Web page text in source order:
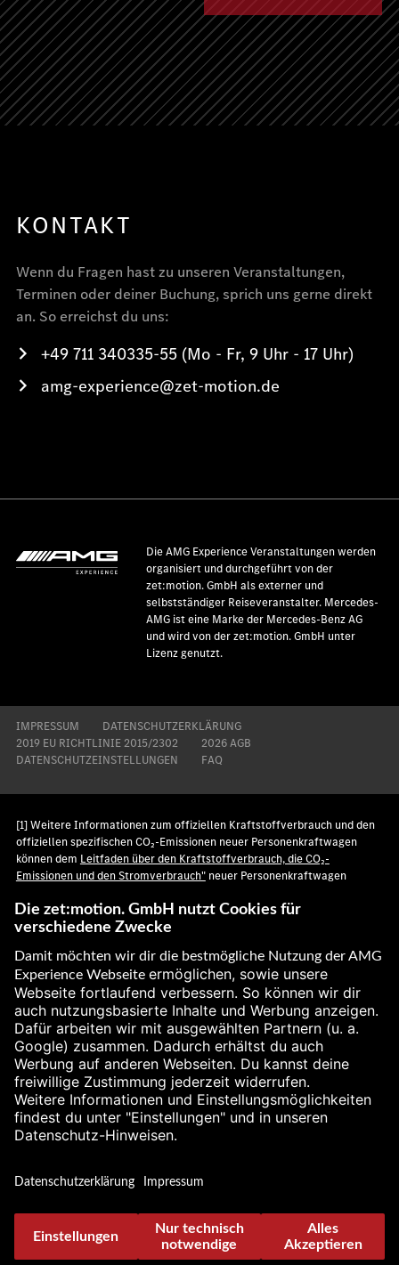
KONTAKT
Wenn du Fragen hast zu unseren Veranstaltungen,
Terminen oder deiner Buchung, sprich uns gerne direkt
an. So erreichst du uns:
+49 711 340335-55 (Mo - Fr, 9 Uhr - 17 Uhr)
amg-experience@zet-motion.de
Die AMG Experience Veranstaltungen werden
organisiert und durchgeführt von der
zet:motion. GmbH als externer und
selbstständiger Reiseveranstalter. Mercedes-
AMG ist eine Marke der Mercedes-Benz AG
und wird von der zet:motion. GmbH unter
Lizenz genutzt.
IMPRESSUM
DATENSCHUTZERKLÄRUNG
2019 EU RICHTLINIE 2015/2302
2026 AGB
DATENSCHUTZEINSTELLUNGEN
FAQ
[1] Weitere Informationen zum offiziellen Kraftstoffverbrauch und den
offiziellen spezifischen CO₂-Emissionen neuer Personenkraftwagen
können dem Leitfaden über den Kraftstoffverbrauch, die CO₂-
Emissionen und den Stromverbrauch"neuer Personenkraftwagen
Automobil Treuhand GmbH unterwww.dat.deunentgeltlich erhältlich
ist.
[2] Gemäß WLTP. Technische Angaben zu Verbrauch, Reichweite,
Leistung, Drehmoment, Rekuperation sowie Fahrleistungen in dieser
Veröffentlichung sind vorläufig und wurden intern nach Maßgabe der
jeweils anwendbaren Zertifizierungsmethode ermittelt. Es liegen
bislang weder bestätigte Werte vom TÜV noch eine EG-Typgenehmigung
noch eine Konformitätsbescheinigung mit amtlichen Werten vor.
Abweichungen zwischen den Angaben und den amtlichen Werten sind
möglich.
[3] Technische Angaben zu Leistung, Drehmoment, Fahrleistungen,
Verbrauch und Emissionen in dieser Veröffentlichung sind vorläufig und
wurden intern nach Maßgabe der jeweils anwendbaren
Werte vom TÜV noch eine EG-Typgenehmigung noch eine
Konformitätsbescheinigung mit amtlichen Werten vor. Abweichungen
[4] Gemäß WLTP. Stromverbrauch und Reichweite wurden auf Grundlage
der VO 2017/1151/EU ermittelt.